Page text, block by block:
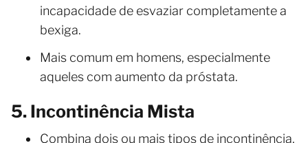
incapacidade de esvaziar completamente a
bexiga.
Mais comum em homens, especialmente
aqueles com aumento da próstata.
5. Incontinência Mista
Combina dois ou mais tipos de incontinência,